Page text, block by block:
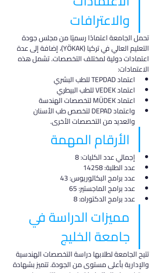
والاعترافات
تحمل الجامعة اعتمادًا رسميًا من مجلس جودة
التعليم العالي في تركيا (YÖKAK)، إضافة إلى عدة
اعتمادات دولية لمختلف التخصصات. تشمل هذه
الاعتمادات:
اعتماد TEPDAD للطب البشري
اعتماد VEDEK للطب البيطري
اعتماد MÜDEK لتخصصات الهندسة
واعتماد DEPAD لتخصص طب الأسنان
والعديد من التخصصات الأخرى.
الأرقام المهمة
إجمالي عدد الكليات: 8
عدد الطلبة: 14258
عدد برامج البكالوريوس: 43
عدد برامج الماجستير: 65
عدد برامج الدكتوراه: 8
مميزات الدراسة في
جامعة الخليج
تتيح الجامعة لطلابها دراسة التخصصات الهندسية
والإدارية بأعلى مستوى من الجودة. تتميز بشهادة